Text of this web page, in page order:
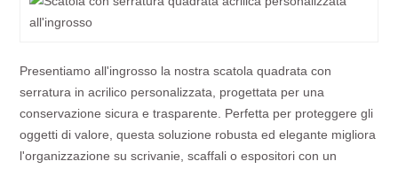
Presentiamo all'ingrosso la nostra scatola quadrata con
serratura in acrilico personalizzata, progettata per una
conservazione sicura e trasparente. Perfetta per proteggere gli
oggetti di valore, questa soluzione robusta ed elegante migliora
l'organizzazione su scrivanie, scaffali o espositori con un